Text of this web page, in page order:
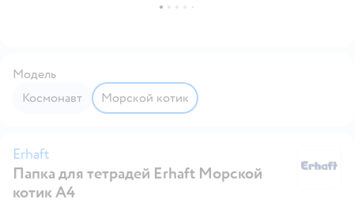
Модель
Космонавт
Морской котик
Erhaft
Папка для тетрадей Erhaft Морской
котик А4